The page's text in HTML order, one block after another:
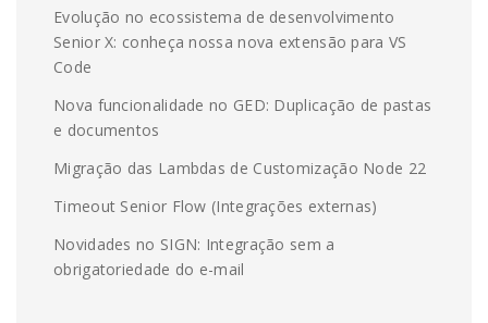
Evolução no ecossistema de desenvolvimento
Senior X: conheça nossa nova extensão para VS
Code
Nova funcionalidade no GED: Duplicação de pastas
e documentos
Migração das Lambdas de Customização Node 22
Timeout Senior Flow (Integrações externas)
Novidades no SIGN: Integração sem a
obrigatoriedade do e-mail